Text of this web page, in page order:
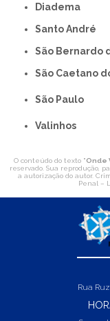
Diadema
Santo André
São Bernardo
São Caetano
São Paulo
Valinhos
O conteúdo do texto "Onde
reservado. Sua reprodução,
a autorização do autor.
Penal –
Rua